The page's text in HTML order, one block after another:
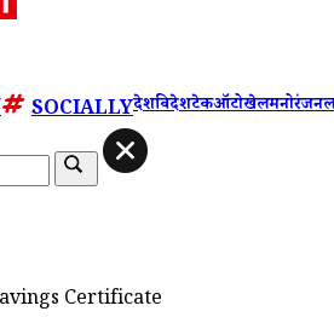
SOCIALLYदेशविदेशटेकऑटोखेलमनोरंजन
Certificate